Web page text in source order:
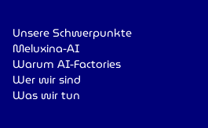
Unsere Schwerpunkte
Meluxina-AI
Warum AI-Factories
Wer wir sind
Was wir tun